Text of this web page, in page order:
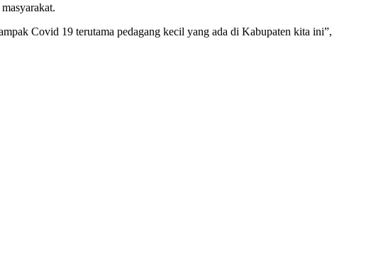
Covid 19 terutama pedagang kecil yang ada di Kabupaten kita ini”,